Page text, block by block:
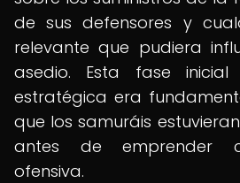
de sus defensores y
relevante que pudiera
asedio. Esta fase inicial
estratégica era
que los samuráis
antes de emprender
ofensiva.